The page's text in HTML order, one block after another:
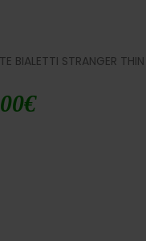
BIALETTI STRANGER THIN
€